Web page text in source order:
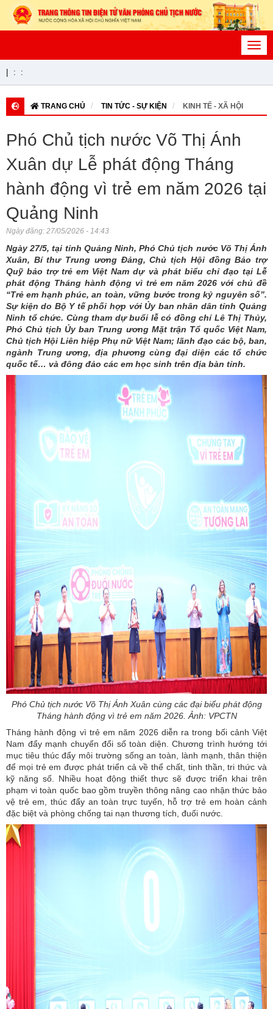
: :
TRANG CHỦ TIN TỨC - SỰ KIỆN KINH TẾ - XÃ HỘI
Phó Chủ tịch nước Võ Thị Ánh
Xuân dự Lễ phát động Tháng
hành động vì trẻ em năm 2026 tại
Quảng Ninh
Ngày đăng: 27/05/2026 - 14:43
Ngày 27/5, tại tỉnh Quảng Ninh, Phó Chủ tịch nước Võ Thị Ánh
Xuân, Bí thư Trung ương Đảng, Chủ tịch Hội đồng Bảo trợ
Quỹ bảo trợ trẻ em Việt Nam dự và phát biểu chỉ đạo tại Lễ
phát động Tháng hành động vì trẻ em năm 2026 với chủ đề
“Trẻ em hạnh phúc, an toàn, vững bước trong kỷ nguyên số”.
Sự kiện do Bộ Y tế phối hợp với Ủy ban nhân dân tỉnh Quảng
Ninh tổ chức. Cùng tham dự buổi lễ có đồng chí Lê Thị Thủy,
Phó Chủ tịch Ủy ban Trung ương Mặt trận Tổ quốc Việt Nam,
Chủ tịch Hội Liên hiệp Phụ nữ Việt Nam; lãnh đạo các bộ, ban,
ngành Trung ương, địa phương cùng đại diện các tổ chức
quốc tế… và đông đảo các em học sinh trên địa bàn tỉnh.
Phó Chủ tịch nước Võ Thị Ánh Xuân cùng các đại biểu phát động
Tháng hành động vì trẻ em năm 2026. Ảnh: VPCTN
Tháng hành động vì trẻ em năm 2026 diễn ra trong bối cảnh Việt
Nam đẩy mạnh chuyển đổi số toàn diện. Chương trình hướng tới
mục tiêu thúc đẩy môi trường sống an toàn, lành mạnh, thân thiện
để mọi trẻ em được phát triển cả về thể chất, tinh thần, tri thức và
kỹ năng số. Nhiều hoạt động thiết thực sẽ được triển khai trên
phạm vi toàn quốc bao gồm truyền thông nâng cao nhận thức bảo
vệ trẻ em, thúc đẩy an toàn trực tuyến, hỗ trợ trẻ em hoàn cảnh
đặc biệt và phòng chống tai nạn thương tích, đuối nước.